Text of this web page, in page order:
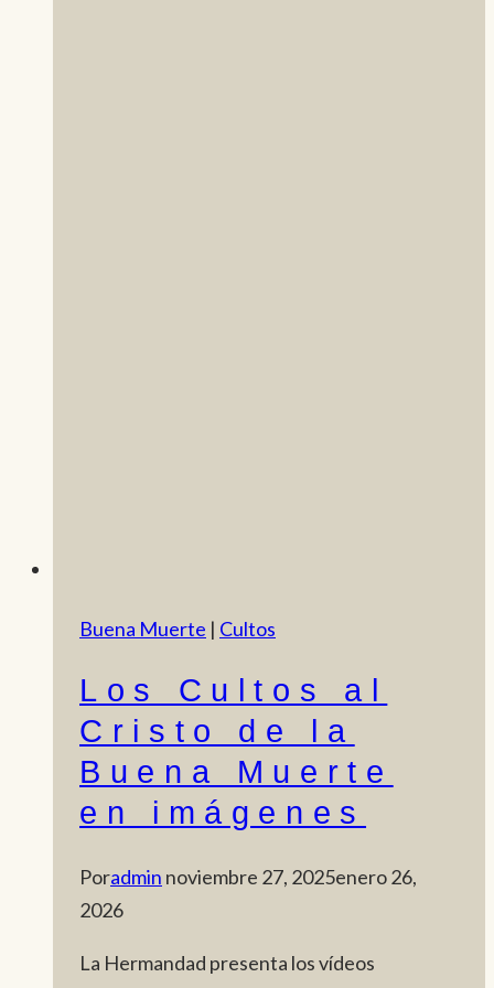
Buena Muerte | Cultos
Los Cultos al
Cristo de la
Buena Muerte
en imágenes
Poradmin noviembre 27, 2025enero 26,
2026
La Hermandad presenta los vídeos